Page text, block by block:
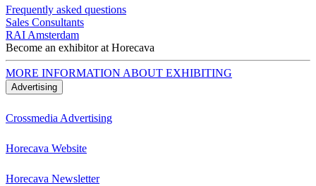
Frequently asked questions
Sales Consultants
RAI Amsterdam
Become an exhibitor at Horecava
MORE INFORMATION ABOUT EXHIBITING
Advertising
Crossmedia Advertising
Horecava Website
Horecava Newsletter